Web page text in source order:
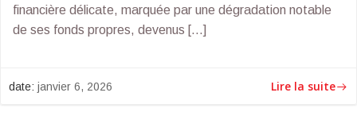
financière délicate, marquée par une dégradation notable
de ses fonds propres, devenus […]
date: janvier 6, 2026 Lire la suite